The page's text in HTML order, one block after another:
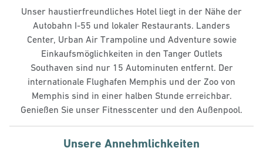
Unser haustierfreundliches Hotel liegt in der Nähe der
Autobahn I-55 und lokaler Restaurants. Landers
Center, Urban Air Trampoline und Adventure sowie
Einkaufsmöglichkeiten in den Tanger Outlets
Southaven sind nur 15 Autominuten entfernt. Der
internationale Flughafen Memphis und der Zoo von
Memphis sind in einer halben Stunde erreichbar.
Genießen Sie unser Fitnesscenter und den Außenpool.
Unsere Annehmlichkeiten